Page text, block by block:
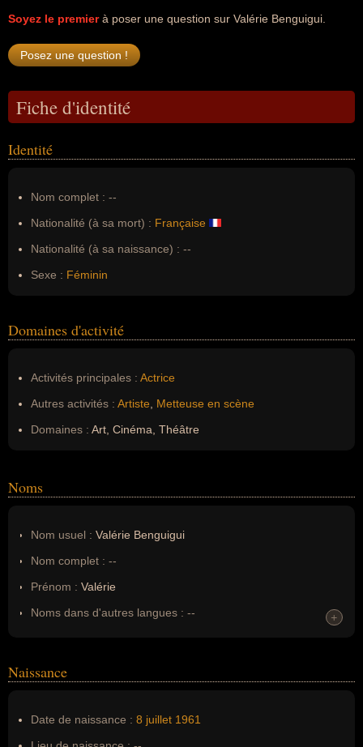
Soyez le premierà poser une question sur Valérie Benguigui.
Fiche d'identité
Identité
Nom complet : --
Nationalité (à sa mort) : Française
Nationalité (à sa naissance) : --
Sexe : Féminin
Domaines d'activité
Activités principales : Actrice
Autres activités : Artiste
Metteuse en scène
Domaines : Art, Cinéma, Théâtre
Noms
Nom usuel : Valérie Benguigui
Nom complet : --
Prénom : Valérie
Noms dans d'autres langues : --
Nom de famille :Benguigui
+
Naissance
Date de naissance : 8 juillet 1961